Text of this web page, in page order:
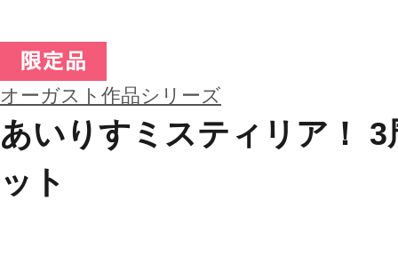
オーガスト作品シリーズ
あいりすミスティリア！
ット